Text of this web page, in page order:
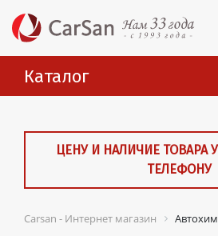
Каталог
ЦЕНУ И НАЛИЧИЕ ТОВАРА
ТЕЛЕФОНУ
Carsan - Интернет магазин